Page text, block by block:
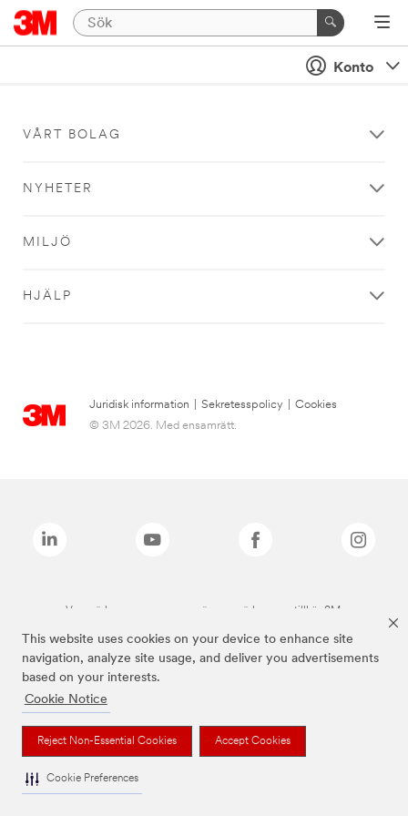
This website uses cookies on your device to enhance site
navigation, analyze site usage, and deliver you advertisements
based on your interests.
Cookie Notice
Reject Non-Essential Cookies Accept Cookies
Cookie Preferences
Konto
VÅRT BOLAG
NYHETER
MILJÖ
HJÄLP
Juridisk information Sekretesspolicy
Cookies
© 3M 2026. Med ensamrätt.
Varumärken som anges ovan är varumärken som tillhör 3M.